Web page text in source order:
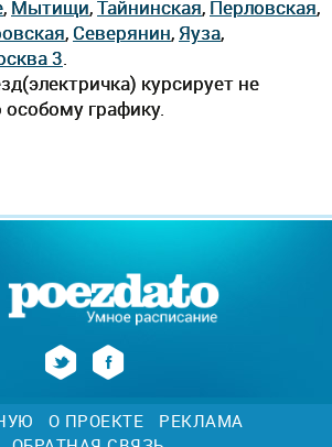
, Мытищи,Тайнинская, Перловская,
, Северянин, Яуза,
3
курсирует не
графику.
О ПРОЕКТЕ
РЕКЛАМА